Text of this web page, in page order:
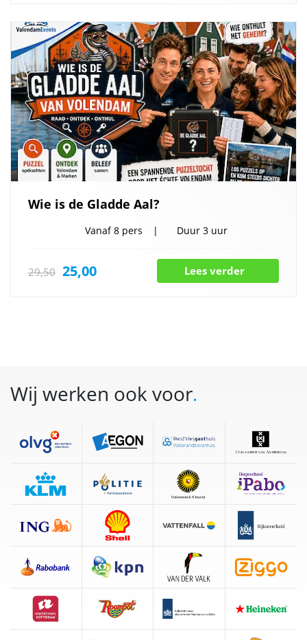
Wie is de Gladde Aal?
Vanaf8 pers Duur 3 uur
29,50 25,00 Lees verder
Wij werken ook voor.